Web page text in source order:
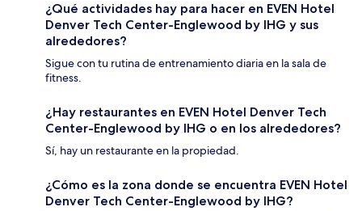
¿Qué actividades hay para hacer en EVEN Hotel
Denver Tech Center-Englewood by IHG y sus
alrededores?
Sigue con tu rutina de entrenamiento diaria en la sala de
fitness.
¿Hay restaurantes en EVEN Hotel Denver Tech
Center-Englewood by IHG o en los alrededores?
Sí, hay un restaurante en la propiedad.
¿Cómo es la zona donde se encuentra EVEN Hotel
Denver Tech Center-Englewood by IHG?